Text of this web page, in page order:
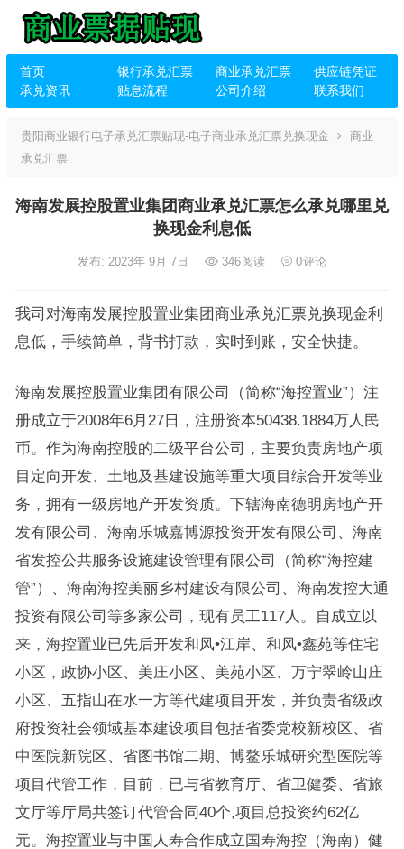
首页 银行承兑汇票 商业承兑汇票
供应链凭证
承兑资讯
贴息流程 公司介绍 联系我们
贵阳商业银行电子承兑汇票贴现-电子商业承兑汇票兑换现金
商业
承兑汇票
海南发展控股置业集团商业承兑汇票怎么承兑哪里兑
换现金利息低
发布: 2023年 9月 7日 346阅读 0评论
我司对海南发展控股置业集团商业承兑汇票兑换现金利
息低，手续简单，背书打款，实时到账，安全快捷。
海南发展控股置业集团有限公司（简称“海控置业”）注
册成立于2008年6月27日，注册资本50438.1884万人民
币。作为海南控股的二级平台公司，主要负责房地产项
目定向开发、土地及基建设施等重大项目综合开发等业
务，拥有一级房地产开发资质。下辖海南德明房地产开
发有限公司、海南乐城嘉博源投资开发有限公司、海南
省发控公共服务设施建设管理有限公司（简称“海控建
管”）、海南海控美丽乡村建设有限公司、海南发控大通
投资有限公司等多家公司，现有员工117人。自成立以
来，海控置业已先后开发和风•江岸、和风•鑫苑等住宅
小区，政协小区、美庄小区、美苑小区、万宁翠岭山庄
小区、五指山在水一方等代建项目开发，并负责省级政
府投资社会领域基本建设项目包括省委党校新校区、省
中医院新院区、省图书馆二期、博鳌乐城研究型医院等
项目代管工作，目前，已与省教育厅、省卫健委、省旅
文厅等厅局共签订代管合同40个,项目总投资约62亿
元。海控置业与中国人寿合作成立国寿海控（海南）健